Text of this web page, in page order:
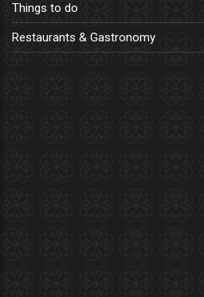
Things to do
Restaurants & Gastronomy